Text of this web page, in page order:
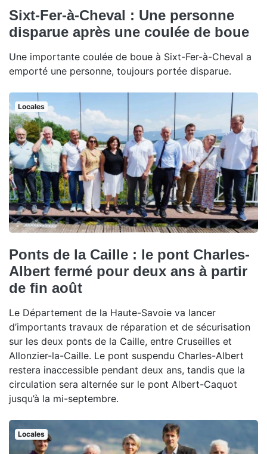
Sixt-Fer-à-Cheval : Une personne
disparue après une coulée de boue
Une importante coulée de boue à Sixt-Fer-à-Cheval a
emporté une personne, toujours portée disparue.
Locales
Ponts de la Caille : le pont Charles-
Albert fermé pour deux ans à partir
de fin août
Le Département de la Haute-Savoie va lancer
d’importants travaux de réparation et de sécurisation
sur les deux ponts de la Caille, entre Cruseilles et
Allonzier-la-Caille. Le pont suspendu Charles-Albert
restera inaccessible pendant deux ans, tandis que la
circulation sera alternée sur le pont Albert-Caquot
jusqu’à la mi-septembre.
Locales